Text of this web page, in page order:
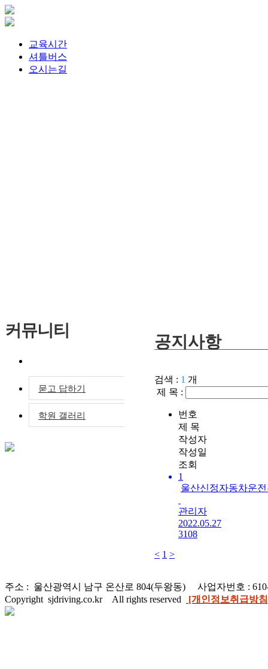
교육시간
셔틀버스
오시는길
커뮤니티
묻고 답하기
학원 갤러리
공지사항
검색 : 1 개
제 목 :
번호
제 목
작성자
작성일
조회
1
울산신정자동차운
관리자
2022.05.27
3108
< 1 >
주소 : 울산광역시 남구 온산로 804(두왕동) 사업자번호 :
Copyright sjdriving.co.kr All rights reserved
[개인정보취급방